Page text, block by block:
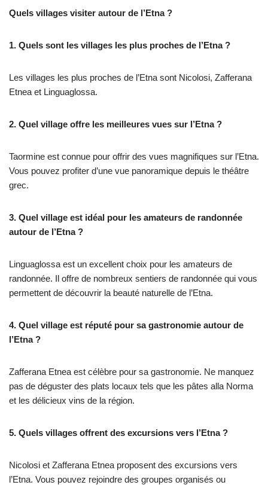
Quels villages visiter autour de l’Etna ?
1. Quels sont les villages les plus proches de l’Etna ?
Les villages les plus proches de l’Etna sont Nicolosi, Zafferana
Etnea et Linguaglossa.
2. Quel village offre les meilleures vues sur l’Etna ?
Taormine est connue pour offrir des vues magnifiques sur l’Etna.
Vous pouvez profiter d’une vue panoramique depuis le théâtre
grec.
3. Quel village est idéal pour les amateurs de randonnée
autour de l’Etna ?
Linguaglossa est un excellent choix pour les amateurs de
randonnée. Il offre de nombreux sentiers de randonnée qui vous
permettent de découvrir la beauté naturelle de l’Etna.
4. Quel village est réputé pour sa gastronomie autour de
l’Etna ?
Zafferana Etnea est célèbre pour sa gastronomie. Ne manquez
pas de déguster des plats locaux tels que les pâtes alla Norma
et les délicieux vins de la région.
5. Quels villages offrent des excursions vers l’Etna ?
Nicolosi et Zafferana Etnea proposent des excursions vers
l’Etna. Vous pouvez rejoindre des groupes organisés ou